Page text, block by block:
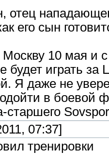
его сын
10 мая и
будет играть
Я даже не
в
старшего
07:37]
тренировки